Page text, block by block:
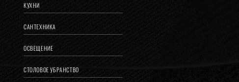
КУХНИ
САНТЕХНИКА
ОСВЕЩЕНИЕ
СТОЛОВОЕ УБРАНСТВО